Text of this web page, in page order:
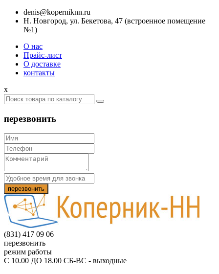
denis@koperniknn.ru
Н. Новгород, ул. Бекетова, 47 (встроенное помещение
№1)
О нас
Прайс-лист
О доставке
контакты
x
перезвонить
(831) 417 09 06
перезвонить
режим работы
С 10.00 ДО 18.00 СБ-ВС - выходные